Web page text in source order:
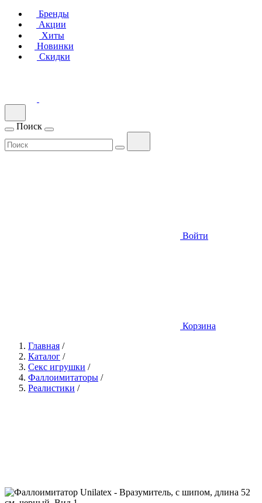
Бренды
Акции
Хиты
Новинки
Скидки
Поиск
Войти
Корзина
Главная /
Каталог /
Секс игрушки /
Фаллоимитаторы /
Реалистики /